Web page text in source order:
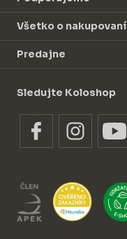
Všetko o nakupovaní
Predajne
Sledujte Koloshop